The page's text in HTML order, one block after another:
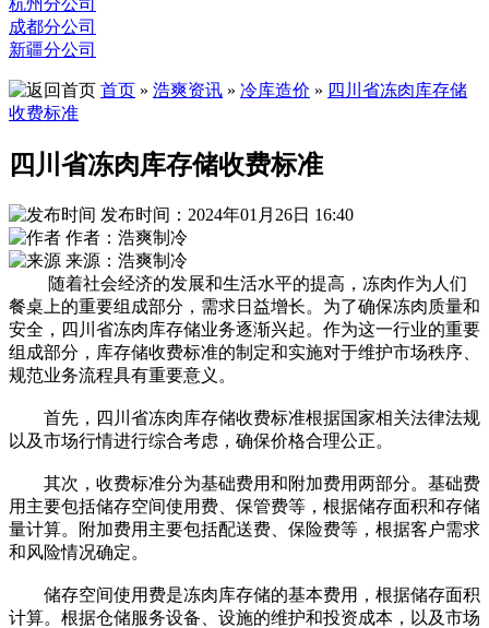
杭州分公司
成都分公司
新疆分公司
首页 » 浩爽资讯 » 冷库造价 » 四川省冻肉库存储
收费标准
四川省冻肉库存储收费标准
发布时间：2024年01月26日 16:40
作者：浩爽制冷
来源：浩爽制冷
随着社会经济的发展和生活水平的提高，冻肉作为人们
餐桌上的重要组成部分，需求日益增长。为了确保冻肉质量和
安全，四川省冻肉库存储业务逐渐兴起。作为这一行业的重要
组成部分，库存储收费标准的制定和实施对于维护市场秩序、
规范业务流程具有重要意义。
首先，四川省冻肉库存储收费标准根据国家相关法律法规
以及市场行情进行综合考虑，确保价格合理公正。
其次，收费标准分为基础费用和附加费用两部分。基础费
用主要包括储存空间使用费、保管费等，根据储存面积和存储
量计算。附加费用主要包括配送费、保险费等，根据客户需求
和风险情况确定。
储存空间使用费是冻肉库存储的基本费用，根据储存面积
计算。根据仓储服务设备、设施的维护和投资成本，以及市场